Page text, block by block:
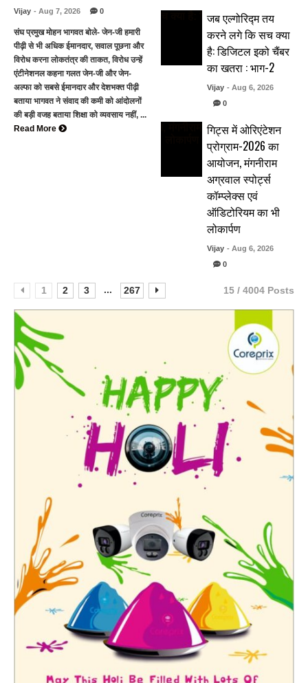
Vijay - Aug 7, 2026 0
संघ प्रमुख मोहन भागवत बोले- जेन-जी हमारी
पीढ़ी से भी अधिक ईमानदार, सवाल पूछना और
विरोध करना लोकतंत्र की ताकत, विरोध उन्हें
एंटीनेशनल कहना गलत जेन-जी और जेन-
अल्फा को सबसे ईमानदार और देशभक्त पीढ़ी
बताया भागवत ने संवाद की कमी को आंदोलनों
की बड़ी वजह बताया शिक्षा को व्यवसाय नहीं, ...
Read More
जब एल्गोरिद्म तय
करने लगे कि सच क्या
है: डिजिटल इको चैंबर
का खतरा : भाग-2
Vijay - Aug 6, 2026
0
गिट्स में ओरिएंटेशन
प्रोग्राम-2026 का
आयोजन, मंगनीराम
अग्रवाल स्पोर्ट्स
कॉम्प्लेक्स एवं
ऑडिटोरियम का भी
लोकार्पण
Vijay - Aug 6, 2026
0
1 2 3 ... 267 15 / 4004 Posts